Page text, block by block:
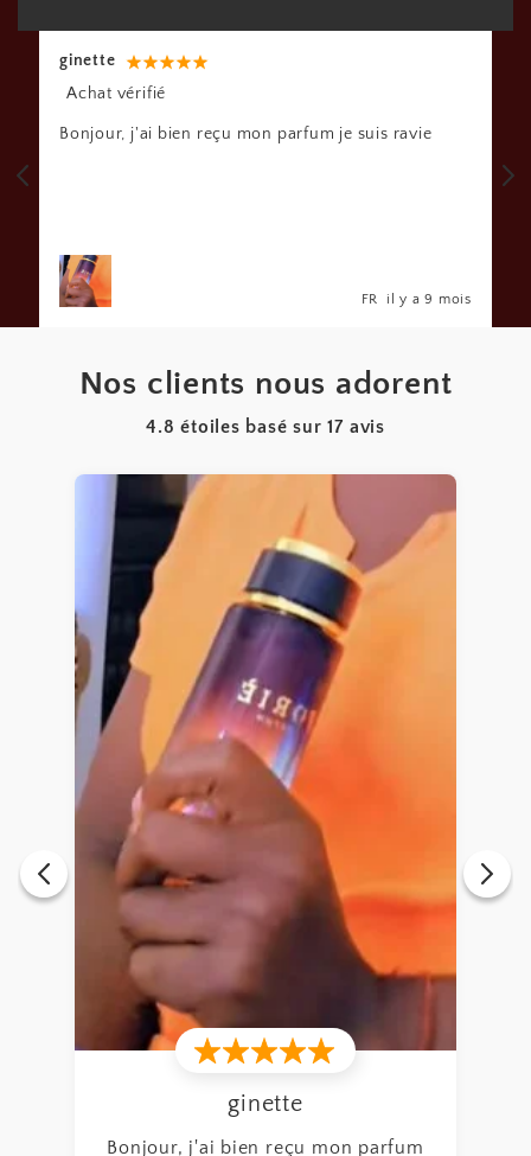
Nos clients nous adorent
4.8 étoiles basé sur17 avis
Rodrigue
Bonjour parfum au top je ne vois
pas la différence je recommande
Rodrigue
Achat vérifié
Bonjour parfum au top je ne vois pas la différence
FR il y a 9 mois